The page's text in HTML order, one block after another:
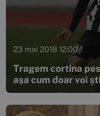
23 mai 2018 12:00
Tragem cortina
așa cum doar voi